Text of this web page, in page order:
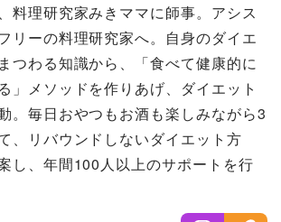
料理研究家みきママに師事。アシス
リーの料理研究家へ。自身のダイエ
つわる知識から、「食べて健康的に
」メソッドを作りあげ、ダイエット
。毎日おやつもお酒も楽しみながら3
、リバウンドしないダイエット方
し、年間100人以上のサポートを行